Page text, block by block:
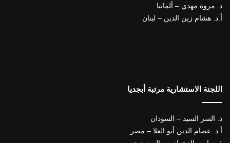
د. مروة مهدي – ألمانيا
أ.د. هشام زين الدين – لبنان
اللجنة الاستشارية مرتبة أبجديا
ذ. السر السيد – السودان
أ.د. عصام الدين أبو العلا – مصر